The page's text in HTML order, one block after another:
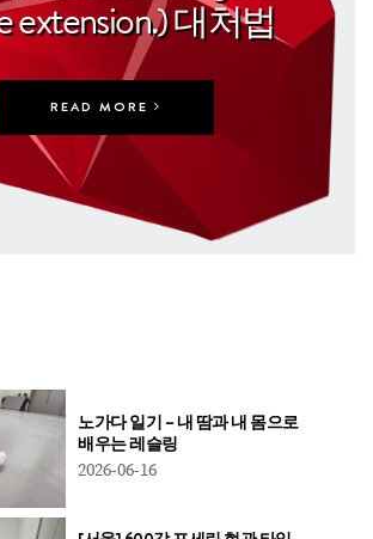
extension.) 대처법
READ MORE
노가다 일기 – 내 땀과 내 몸으로
배우는 레슬링
2026-06-16